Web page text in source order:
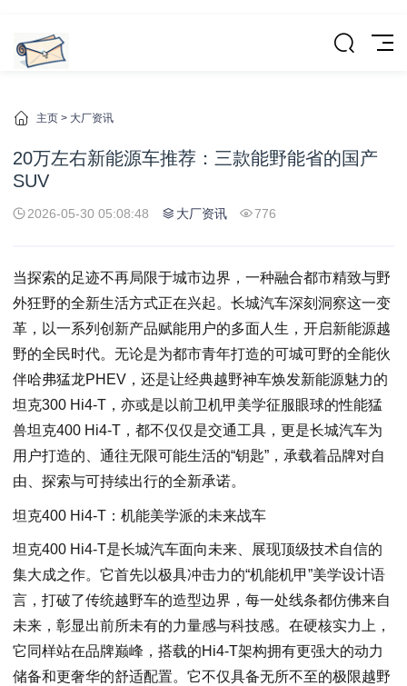
主页 > 大厂资讯
20万左右新能源车推荐：三款能野能省的国产
SUV
2026-05-30 05:08:48 大厂资讯 776
当探索的足迹不再局限于城市边界，一种融合都市精致与野
外狂野的全新生活方式正在兴起。长城汽车深刻洞察这一变
革，以一系列创新产品赋能用户的多面人生，开启新能源越
野的全民时代。无论是为都市青年打造的可城可野的全能伙
伴哈弗猛龙PHEV，还是让经典越野神车焕发新能源魅力的
坦克300 Hi4-T，亦或是以前卫机甲美学征服眼球的性能猛
兽坦克400 Hi4-T，都不仅仅是交通工具，更是长城汽车为
用户打造的、通往无限可能生活的“钥匙”，承载着品牌对自
由、探索与可持续出行的全新承诺。
坦克400 Hi4-T：机能美学派的未来战车
坦克400 Hi4-T是长城汽车面向未来、展现顶级技术自信的
集大成之作。它首先以极具冲击力的“机能机甲”美学设计语
言，打破了传统越野车的造型边界，每一处线条都仿佛来自
未来，彰显出前所未有的力量感与科技感。在硬核实力上，
它同样站在品牌巅峰，搭载的Hi4-T架构拥有更强大的动力
储备和更奢华的舒适配置。它不仅具备无所不至的极限越野